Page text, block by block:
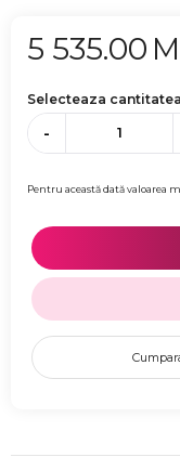
5 535.00
Selecteaza
-
Pentru această dată valoarea